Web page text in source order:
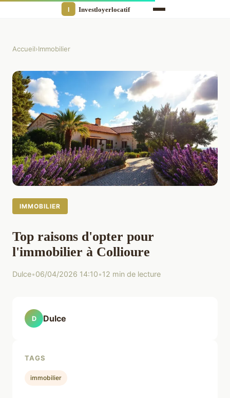
Accueil›Immobilier
IMMOBILIER
Top raisons d'opter pour
l'immobilier à Collioure
Dulce•06/04/2026 14:10•12 min de lecture
D Dulce
TAGS
immobilier